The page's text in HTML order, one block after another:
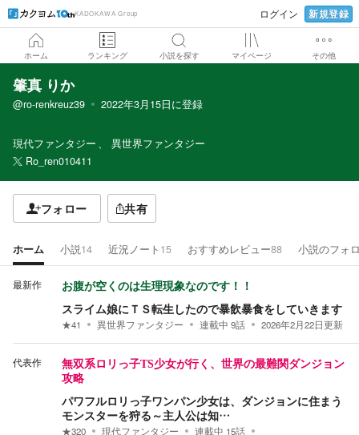
KADOKAWA Group ログイン 新規登録
ホーム ランキング 小説を探す マイページ その他
肇真 りか
@ro-renkreuz39 2022年3月15日に登録
現代ファンタジー
異世界ファンタジー
Ro_ren010411
フォロー 共有
ホーム 小説14 近況ノート 15 おすすめレビュー88 小説のフォ
最新作 お腹が空くのは生理現象なのです！！
スライム娘にＴＳ転生したので暴飲暴食をしていきます
★41 異世界ファンタジー 連載中 9話 2026年2月22日更新
代表作
無双系ロリっ子TS少女が行く、世界の最難関ダンジョン
攻略
パワフルロリっ子ワンパン少女は、ダンジョンに住まう
モンスターを狩る～主人公は知…
★320 現代ファンタジー 連載中 15話